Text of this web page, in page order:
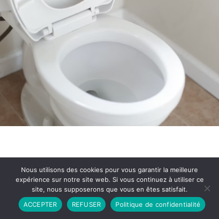
Partenariat Contact
Politique de Confidentialité
CGU
Copyright © 2026 - Propulsé par DIEUDUDIABLE
Nous utilisons des cookies pour vous garantir la meilleure
expérience sur notre site web. Si vous continuez à utiliser ce
site, nous supposerons que vous en êtes satisfait.
ACCEPTER
REFUSER Politique de confidentialité